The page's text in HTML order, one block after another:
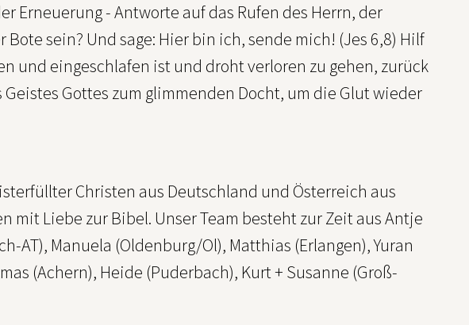
Erneuerung - Antworte auf das Rufen des Herrn, der
sein? Und sage: Hier bin ich, sende mich! (Jes 6,8) Hilf
und eingeschlafen ist und droht verloren zu gehen, zurück
Gottes zum glimmenden Docht, um die Glut wieder
Christen aus Deutschland und Österreich aus
Liebe zur Bibel. Unser Team besteht zur Zeit aus Antje
AT), Manuela (Oldenburg/Ol), Matthias (Erlangen), Yuran
(Achern), Heide (Puderbach), Kurt + Susanne (Groß-